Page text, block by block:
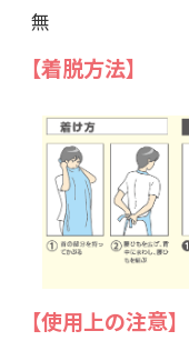
無
【着脱方法】
【使用上の注意】